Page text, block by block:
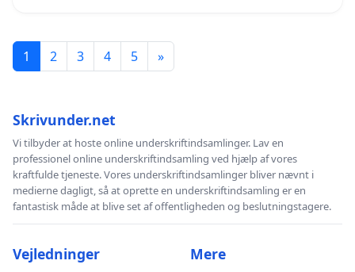
1 2 3 4 5 »
Skrivunder.net
Vi tilbyder at hoste online underskriftindsamlinger. Lav en
professionel online underskriftindsamling ved hjælp af vores
kraftfulde tjeneste. Vores underskriftindsamlinger bliver nævnt i
medierne dagligt, så at oprette en underskriftindsamling er en
fantastisk måde at blive set af offentligheden og beslutningstagere.
Vejledninger Mere